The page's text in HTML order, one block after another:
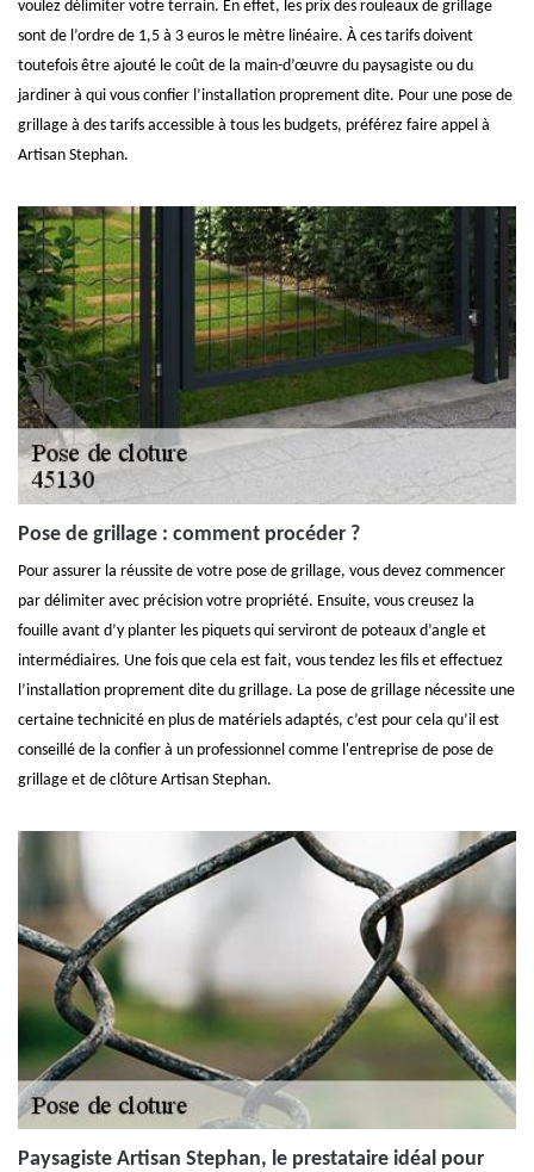
voulez délimiter votre terrain. En effet, les prix des rouleaux de grillage
sont de l’ordre de 1,5 à 3 euros le mètre linéaire. À ces tarifs doivent
toutefois être ajouté le coût de la main-d’œuvre du paysagiste ou du
jardiner à qui vous confier l’installation proprement dite. Pour une pose de
grillage à des tarifs accessible à tous les budgets, préférez faire appel à
Artisan Stephan.
Pose de grillage : comment procéder ?
Pour assurer la réussite de votre pose de grillage, vous devez commencer
par délimiter avec précision votre propriété. Ensuite, vous creusez la
fouille avant d’y planter les piquets qui serviront de poteaux d’angle et
intermédiaires. Une fois que cela est fait, vous tendez les fils et effectuez
l’installation proprement dite du grillage. La pose de grillage nécessite une
certaine technicité en plus de matériels adaptés, c’est pour cela qu’il est
conseillé de la confier à un professionnel comme l'entreprise de pose de
grillage et de clôture Artisan Stephan.
Paysagiste Artisan Stephan, le prestataire idéal pour